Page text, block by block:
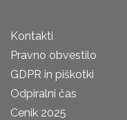
Kontakti
Pravno obvestilo
GDPR in piškotki
Odpiralni čas
Cenik 2025